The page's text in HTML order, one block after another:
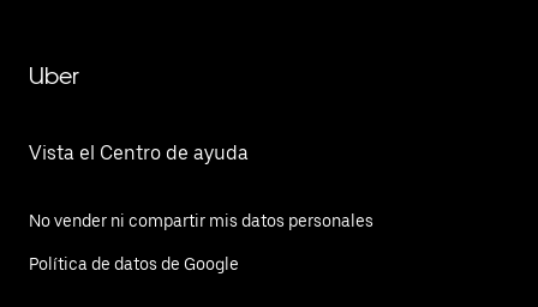
Uber
Vista el Centro de ayuda
No vender ni compartir mis datos personales
Política de datos de Google